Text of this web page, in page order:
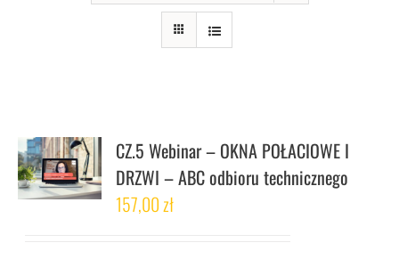
CZ.5 Webinar – OKNA POŁACIOWE I
DRZWI – ABC odbioru technicznego
157,00zł